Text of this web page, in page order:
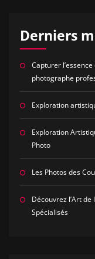
Derniers
Capturer
photographe
Exploration
Exploration
Photo
Les Photos des
Découvrez l’Art
Spécialisés